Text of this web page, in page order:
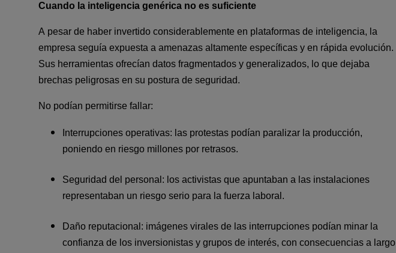
Cuando la inteligencia genérica no es suficiente
A pesar de haber invertido considerablemente en plataformas de inteligencia, la
empresa seguía expuesta a amenazas altamente específicas y en rápida evolución.
Sus herramientas ofrecían datos fragmentados y generalizados, lo que dejaba
brechas peligrosas en su postura de seguridad.
No podían permitirse fallar:
Interrupciones operativas: las protestas podían paralizar la producción,
poniendo en riesgo millones por retrasos.
Seguridad del personal: los activistas que apuntaban a las instalaciones
representaban un riesgo serio para la fuerza laboral.
Daño reputacional: imágenes virales de las interrupciones podían minar la
confianza de los inversionistas y grupos de interés, con consecuencias a largo